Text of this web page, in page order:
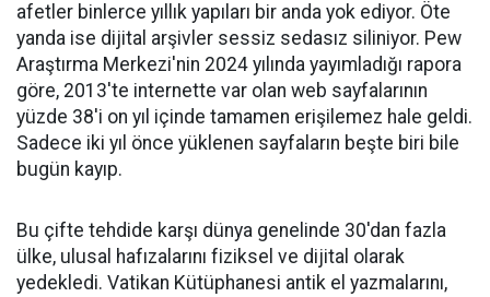
afetler binlerce yıllık yapıları bir anda yok ediyor. Öte
yanda ise dijital arşivler sessiz sedasız siliniyor. Pew
Araştırma Merkezi'nin 2024 yılında yayımladığı rapora
göre, 2013'te internette var olan web sayfalarının
yüzde 38'i on yıl içinde tamamen erişilemez hale geldi.
Sadece iki yıl önce yüklenen sayfaların beşte biri bile
bugün kayıp.
Bu çifte tehdide karşı dünya genelinde 30'dan fazla
ülke, ulusal hafızalarını fiziksel ve dijital olarak
yedekledi. Vatikan Kütüphanesi antik el yazmalarını,